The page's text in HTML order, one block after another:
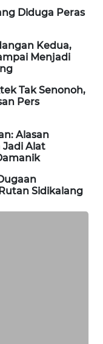
Diduga Peras
Kedua,
Menjadi
Tak Senonoh,
Pers
Alasan
Jadi Alat
Sidikalang